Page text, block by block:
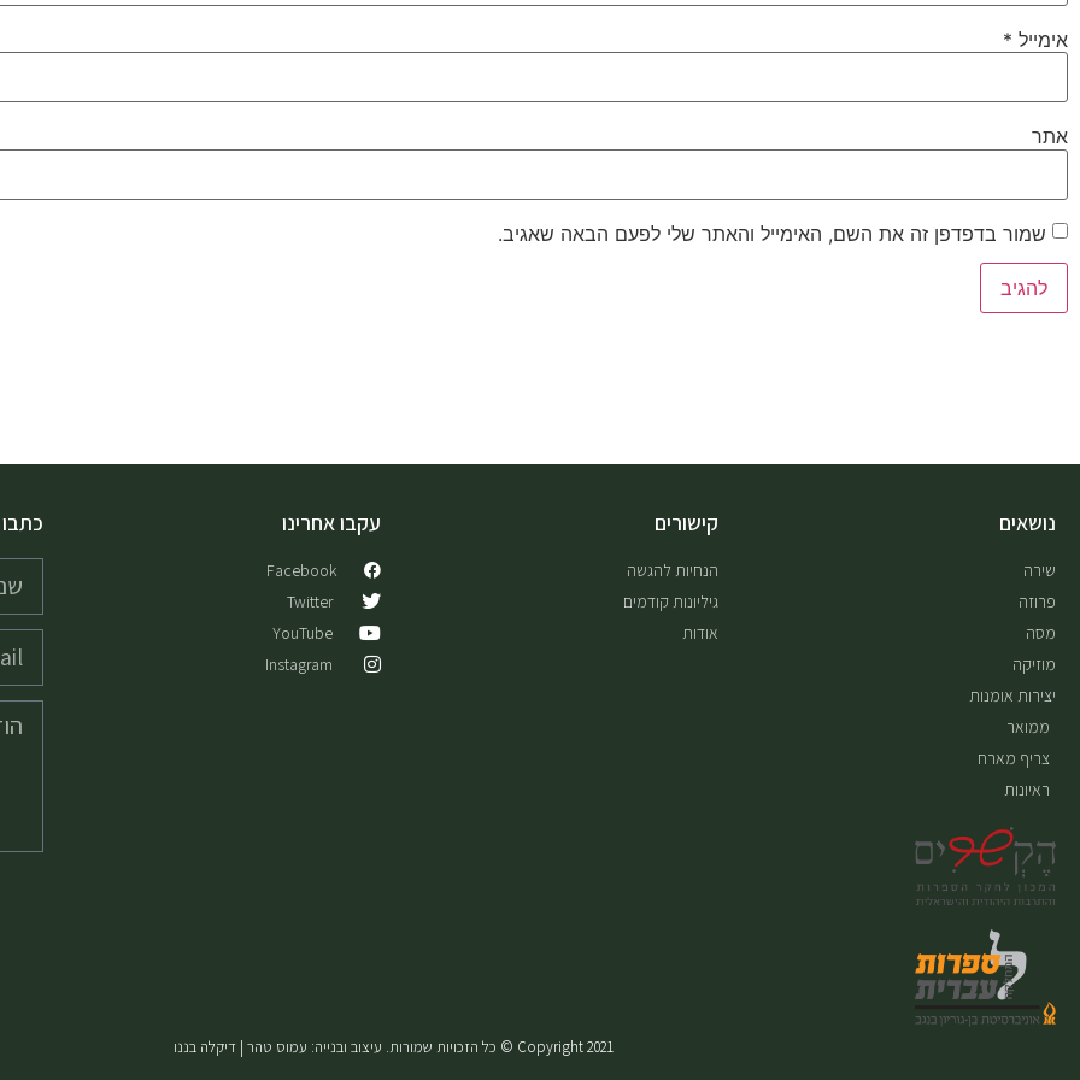
אימייל *
אתר
שמור בדפדפן זה את השם, האימייל והאתר שלי לפעם הבאה שאגיב.
נושאים
שירה
פרוזה
מסה
מוזיקה
יצירות אומנות
ממואר
צריף מארח
ראיונות
קישורים
הנחיות להגשה
גיליונות קודמים
אודות
עקבו אחרינו
Facebook
Twitter
YouTube
Instagram
כתבו
Copyright 2021 © כל הזכויות שמורות. עיצוב ובנייה: עמוס טהר | דיקלה בננו